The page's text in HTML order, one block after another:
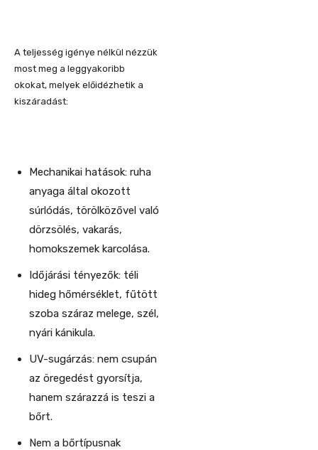
A teljesség igénye nélkül nézzük
most meg a leggyakoribb
okokat, melyek előidézhetik a
kiszáradást:
Mechanikai hatások: ruha
anyaga által okozott
súrlódás, törölközővel való
dörzsölés, vakarás,
homokszemek karcolása.
Időjárási tényezők: téli
hideg hőmérséklet, fűtött
szoba száraz melege, szél,
nyári kánikula.
UV-sugárzás: nem csupán
az öregedést gyorsítja,
hanem szárazzá is teszi a
bőrt.
Nem a bőrtípusnak